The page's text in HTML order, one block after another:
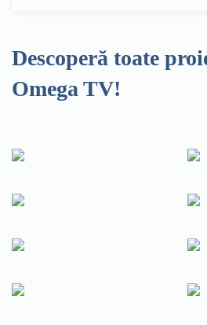
Descoperă toate
Omega TV!